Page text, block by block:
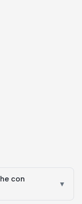
con
▼